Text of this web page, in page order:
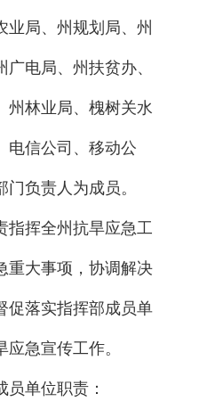
业局、州规划局、州
电局、州扶贫办、
州林业局、槐树关水
电信公司、移动公
负责人为成员。
挥全州抗旱应急工
重大事项，协调解决
促落实指挥部成员单
急宣传工作。
单位职责：